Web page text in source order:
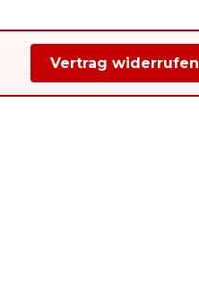
Vertrag widerrufen